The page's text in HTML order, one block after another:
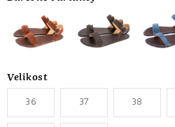
Velikost
36
37 38